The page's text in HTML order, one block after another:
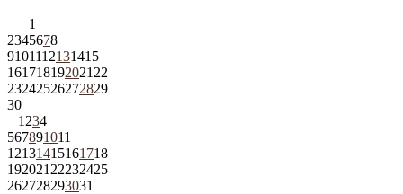
1
2345678
9101112131415
161718192021 22
23242526272829
30
1 234
567891011
12131415161718
192021 22232425
262728293031